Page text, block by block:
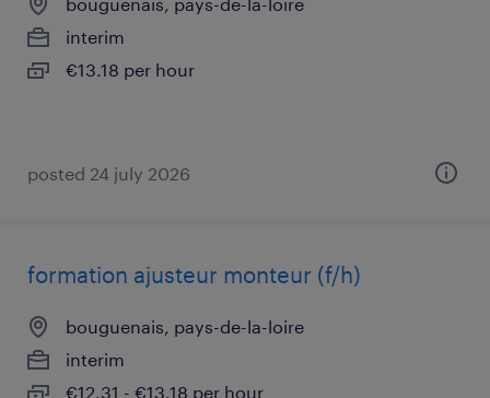
interim
€13.18 per hour
posted 24 july 2026
formation ajusteur monteur (f/h)
bouguenais, pays-de-la-loire
interim
€12.31 - €13.18 per hour